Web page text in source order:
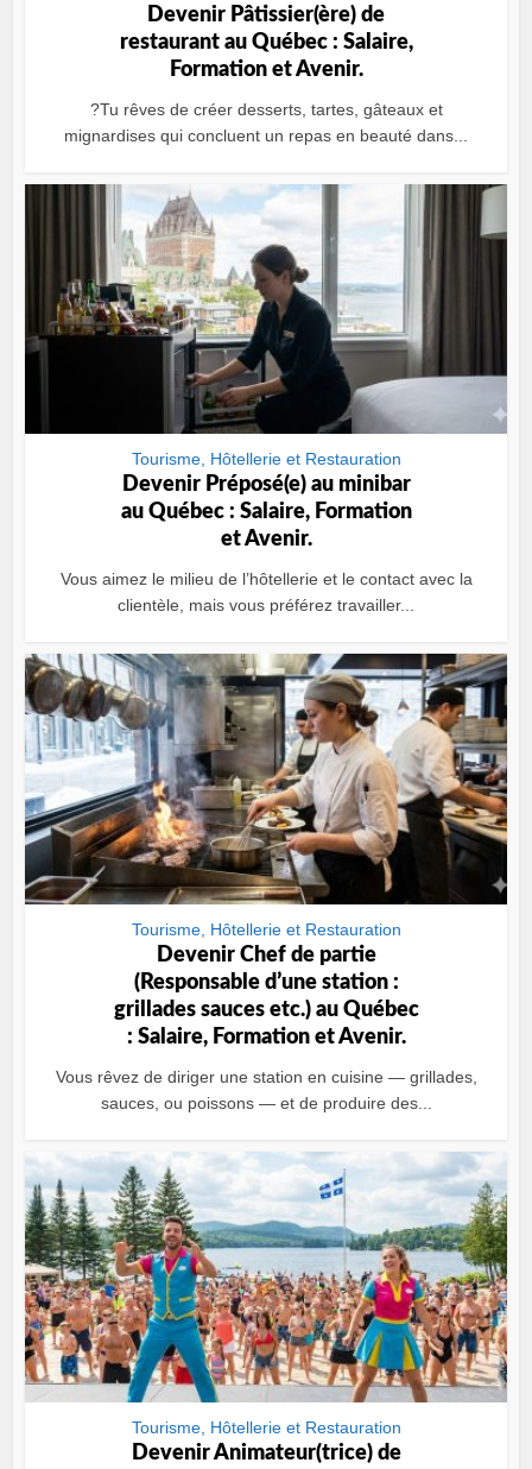
Devenir Pâtissier(ère) de
restaurant au Québec : Salaire,
Formation et Avenir.
?Tu rêves de créer desserts, tartes, gâteaux et
mignardises qui concluent un repas en beauté dans...
Tourisme, Hôtellerie et Restauration
Devenir Préposé(e) au minibar
au Québec : Salaire, Formation
et Avenir.
Vous aimez le milieu de l’hôtellerie et le contact avec la
clientèle, mais vous préférez travailler...
Tourisme, Hôtellerie et Restauration
Devenir Chef de partie
(Responsable dʼune station :
grillades sauces etc.) au Québec
: Salaire, Formation et Avenir.
Vous rêvez de diriger une station en cuisine — grillades,
sauces, ou poissons — et de produire des...
Tourisme, Hôtellerie et Restauration
Devenir Animateur(trice) de